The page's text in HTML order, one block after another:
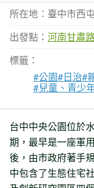
所在地：臺中市西
出發點： 河南甘肅
標籤：
#公園#日治#
#兒童、青少
台中中央公園位於
期，最早是一座軍
後，由市政府著手
中包含了生態住宅